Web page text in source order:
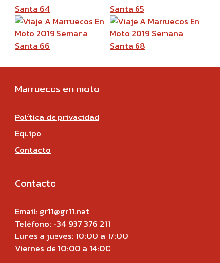
Marruecos en moto
Política de privacidad
Equipo
Contacto
Contacto
Email: gr11@gr11.net
Teléfono: +34 937 376 211
Lunes a jueves: 10:00 a 17:00
Viernes de 10:00 a 14:00